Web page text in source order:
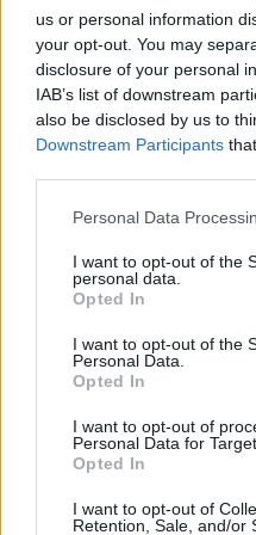
us or personal information
your opt-out. You may
disclosure of your personal
IAB’s list of downstream
also be disclosed by us to
Downstream Participants
Personal Data
I want to opt-out of the
personal data.
Opted In
I want to opt-out of the
Personal Data.
Opted In
I want to opt-out of
Personal Data for
Opted In
I want to opt-out of
Retention, Sale, and/or
πράγμα να ξεκίνησε
από τη στιγμή που
και το μοιράστηκα
την ιστορία.
Με συγκινεί τρομερά
ηττημένος, είναι
οποίος επιλέγει πολύ
αποχωρήσει. Δεν μένω
συμβολικό εντελώς
έργο. Με συγκινεί ότι
δέχεται αυτό που